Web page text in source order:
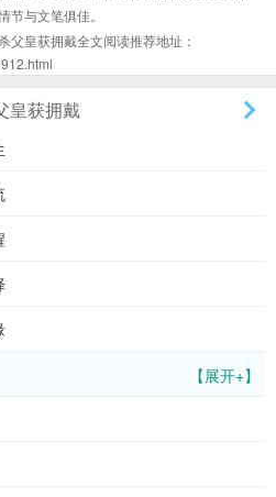
与文笔俱佳。
父皇获拥戴全文阅读推荐地址：
皇获拥戴
【展开+】